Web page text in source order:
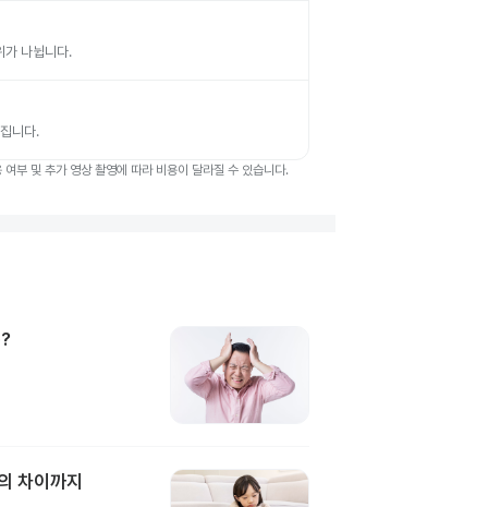
가 나뉩니다.
니다.
부 및 추가 영상 촬영에 따라 비용이 달라질 수 있습니다.
차이까지